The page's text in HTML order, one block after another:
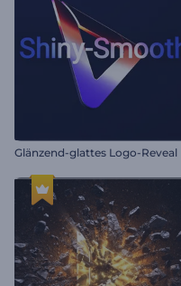
Glänzend-glattes Logo-Reveal